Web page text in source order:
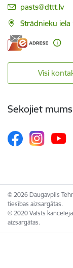
E-pasts:
pasts@dttt.lv
Strādnieku
Visi
Sekojiet mums
© 2026 Daugavpils
tiesības aizsargātas.
© 2020 Valsts
aizsargātas.